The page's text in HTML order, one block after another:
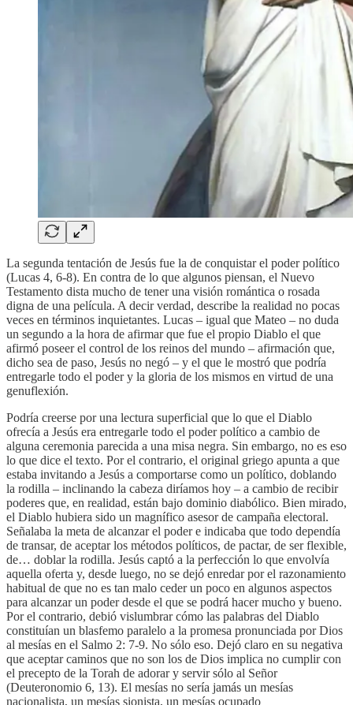
La segunda tentación de Jesús fue la de conquistar el poder político
(Lucas 4, 6-8). En contra de lo que algunos piensan, el Nuevo
Testamento dista mucho de tener una visión romántica o rosada
digna de una película. A decir verdad, describe la realidad no pocas
veces en términos inquietantes. Lucas – igual que Mateo – no duda
un segundo a la hora de afirmar que fue el propio Diablo el que
afirmó poseer el control de los reinos del mundo – afirmación que,
dicho sea de paso, Jesús no negó – y el que le mostró que podría
entregarle todo el poder y la gloria de los mismos en virtud de una
genuflexión.
Podría creerse por una lectura superficial que lo que el Diablo
ofrecía a Jesús era entregarle todo el poder político a cambio de
alguna ceremonia parecida a una misa negra. Sin embargo, no es eso
lo que dice el texto. Por el contrario, el original griego apunta a que
estaba invitando a Jesús a comportarse como un político, doblando
la rodilla – inclinando la cabeza diríamos hoy – a cambio de recibir
poderes que, en realidad, están bajo dominio diabólico. Bien mirado,
el Diablo hubiera sido un magnífico asesor de campaña electoral.
Señalaba la meta de alcanzar el poder e indicaba que todo dependía
de transar, de aceptar los métodos políticos, de pactar, de ser flexible,
de… doblar la rodilla. Jesús captó a la perfección lo que envolvía
aquella oferta y, desde luego, no se dejó enredar por el razonamiento
habitual de que no es tan malo ceder un poco en algunos aspectos
para alcanzar un poder desde el que se podrá hacer mucho y bueno.
Por el contrario, debió vislumbrar cómo las palabras del Diablo
constituían un blasfemo paralelo a la promesa pronunciada por Dios
al mesías en el Salmo 2: 7-9. No sólo eso. Dejó claro en su negativa
que aceptar caminos que no son los de Dios implica no cumplir con
el precepto de la Torah de adorar y servir sólo al Señor
(Deuteronomio 6, 13). El mesías no sería jamás un mesías
nacionalista, un mesías sionista, un mesías ocupado